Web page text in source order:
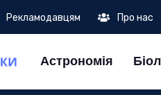
Рекламодавцям Про нас
Астрономія